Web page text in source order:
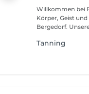
Willkommen bei
Körper, Geist
Tanning